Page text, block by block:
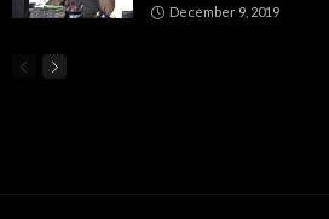
December 9, 2019